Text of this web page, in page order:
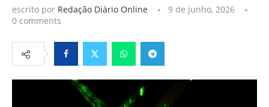
escrito por Redação Diário Online
9 de junho, 2026
0 comments
FacebookTwitter WhatsappTelegram